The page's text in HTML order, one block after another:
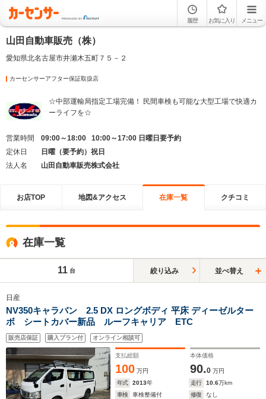
履歴 お気に入り メニュー
山田自動車販売（株）
愛知県北名古屋市井瀬木五町７５－２
カーセンサーアフター保証取扱店
☆中部運輸局指定工場完備！ 民間車検も可能な大型工場で快適カ
ーライフを☆
営業時間
09:00～18:00 10:00～17:00 日曜日要予約
定休日
日曜（要予約）祝日
法人名
山田自動車販売株式会社
お店TOP 地図&アクセス 在庫一覧 クチコミ
在庫一覧
11 台 絞り込み 並べ替え
日産
NV350キャラバン 2.5 DX ロングボディ 平床 ディーゼルター
ボ シートカバー新品 ルーフキャリア ETC
販売店保証 購入プラン付 オンライン相談可
支払総額
100 万円
本体価格
90.0 万円
年式
2013年 走行 10.6万km
車検
車検整備付 修復
なし